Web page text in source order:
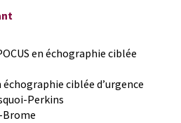
en échographie ciblée
ciblée d’urgence
Perkins
Brome